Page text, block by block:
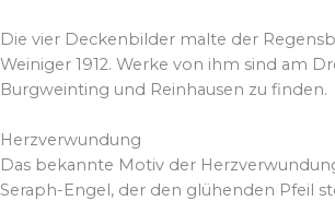
Die vier Deckenbilder malte der
Weiniger 1912. Werke von ihm sind am
Burgweinting und Reinhausen zu finden.
Herzverwundung
Das bekannte Motiv der
Seraph-Engel, der den glühenden Pfeil